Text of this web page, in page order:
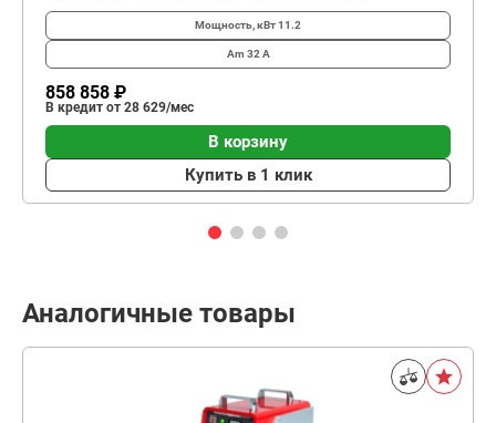
Мощность, кВт11.2
Am 32 А
858 858 ₽
В кредит от 28 629/мес
В корзину
Купить в 1 клик
Аналогичные товары